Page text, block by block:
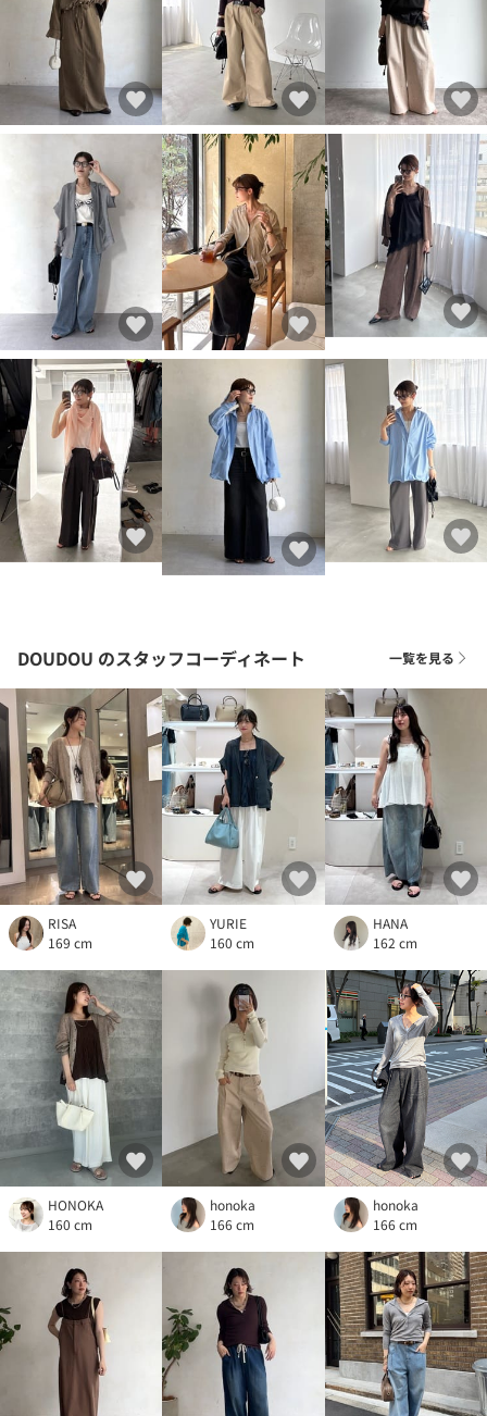
DOUDOU のスタッフコーディネート 一覧を見る
RISA
169 cm
YURIE
160 cm
HANA
162 cm
HONOKA
160 cm
honoka
166 cm
honoka
166 cm